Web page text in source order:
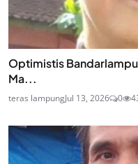
Optimistis
Ma...
teras lampungJul 13, 2026 0